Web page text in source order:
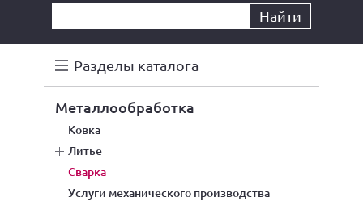
Найти
Разделы каталога
металлообработка
ковка
литье
сварка
услуги механического производства